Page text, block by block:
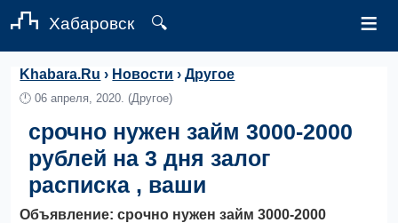
Хабаровск 🔍 ≡
Khabara.Ru › Новости ›Другое
🕛06 апреля, 2020. (Другое)
срочно нужен займ 3000-2000
рублей на 3 дня залог
расписка , ваши
Объявление: срочно нужен займ 3000-2000